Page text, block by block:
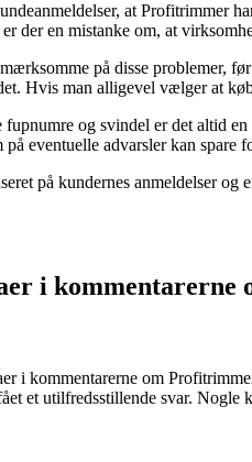
at Profitrimmer
der en mistanke om, at
på disse problemer,
Hvis man alligevel vælger at
og svindel er det altid
eventuelle advarsler kan spare
på kundernes anmeldelser
i
i kommentarerne om
et utilfredsstillende svar.